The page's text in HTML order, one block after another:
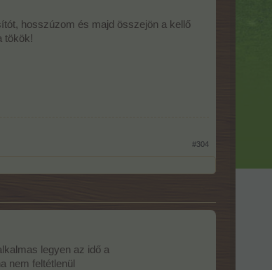
hosszúzom és majd összejön a kellő
tökök!
#304
legyen az idő a
nem feltétlenül